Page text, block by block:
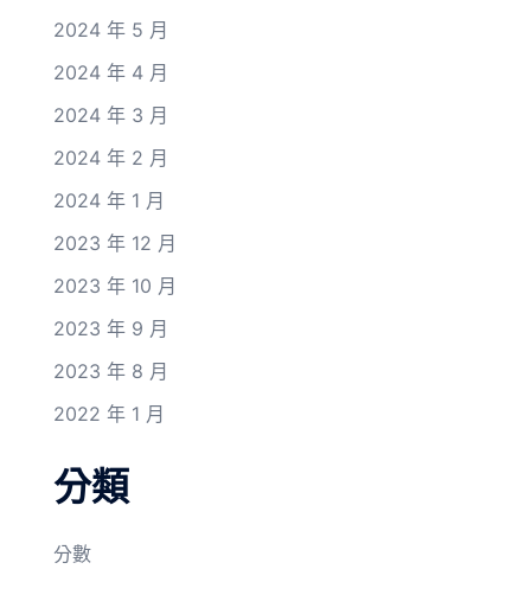
2024 年 5 月
2024 年 4 月
2024 年 3 月
2024 年 2 月
2024 年 1 月
2023 年 12 月
2023 年 10 月
2023 年 9 月
2023 年 8 月
2022 年 1 月
分類
分數